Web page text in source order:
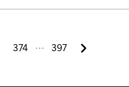
374 ⋯ 397